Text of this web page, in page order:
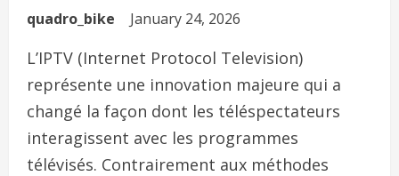
quadro_bike January 24, 2026
L’IPTV (Internet Protocol Television)
représente une innovation majeure qui a
changé la façon dont les téléspectateurs
interagissent avec les programmes
télévisés. Contrairement aux méthodes